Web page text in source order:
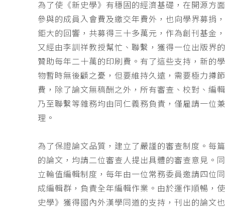
為了使《新史學》有穩固的經濟基礎，在開源方
參與的成員入會費及繳交年費外，也向學界募捐
鉅大的回響，共募得三十多萬元，作為創刊基金
又經由李訓祥教授幫忙、聯繫，獲得一位出版界
贊助每年二十萬的印刷費。有了這些支持，新的
物暫時無後顧之憂，但要維持久遠，需要極力撙
費，除了論文無稿酬之外，所有審查、校對、編
乃至聯繫等雜務均由同仁義務負責，僅雇請一位
理。
為了保證論文品質，建立了嚴謹的審查制度。每
的論文，均請二位審查人提出具體的審查意見。
立輪值編輯制度，每年由一位常務委員邀請四位
成編輯群，負責全年編輯作業。由於運作順暢，
史學》獲得國內外漢學同道的支持，刊出的論文